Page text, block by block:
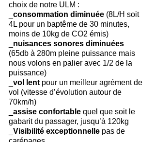
choix de notre ULM :
consommation diminuée (8L/H soit
4L pour un baptême de 30 minutes,
moins de 10kg de CO2 émis)
nuisances sonores diminuées
(65db à 280m pleine puissance mais
nous volons en palier avec 1/2 de la
puissance)
vol lent pour un meilleur agrément de
vol (vitesse d’évolution autour de
70km/h)
assise confortable quel que soit le
gabarit du passager, jusqu’à 120kg
Visibilité exceptionnelle pas de